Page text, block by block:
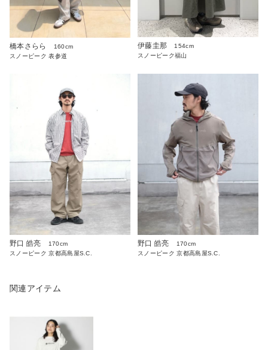
橋本さらら
160cm
スノーピーク 表参道
伊藤圭那
154cm
スノーピーク福山
野口 皓亮
170cm
スノーピーク 京都高島屋S.C.
野口 皓亮
170cm
スノーピーク 京都高島屋S.C.
関連アイテム